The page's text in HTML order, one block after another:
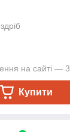
на сайті —
Купити